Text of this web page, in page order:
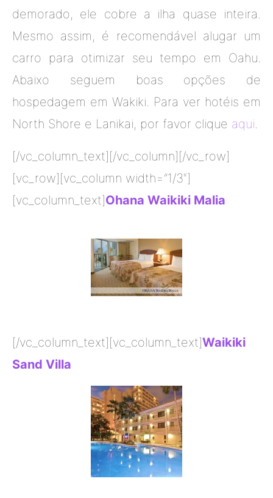
demorado, ele cobre a ilha quase inteira.
Mesmo assim, é recomendável alugar um
carro para otimizar seu tempo em Oahu.
Abaixo seguem boas opções de
hospedagem em Wakiki. Para ver hotéis em
North Shore e Lanikai, por favor clique aqui
[/vc_column_text][/vc_column][/vc_row]
[vc_row][vc_column width=”1/3″]
[vc_column_text]Ohana Waikiki Malia
[/vc_column_text][vc_column_text]Waikiki
Sand Villa